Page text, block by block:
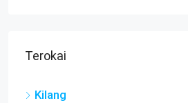
Terokai
Kilang